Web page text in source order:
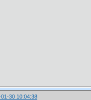
30 10:04:38